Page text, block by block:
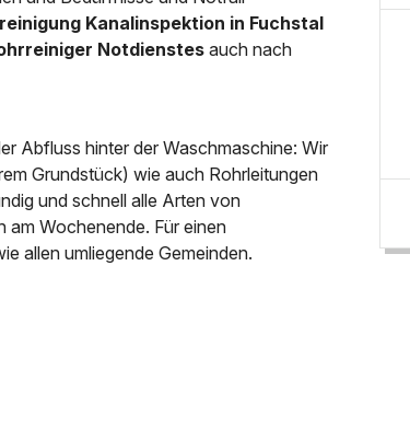
News & Aktuelles
Kanalinspektion in Fuchstal
Notdienstesauch nach
Abfluss hinter der Waschmaschine: Wir
Grundstück) wie auch Rohrleitungen
und schnell alle Arten von
am Wochenende. Für einen
allen umliegende Gemeinden.